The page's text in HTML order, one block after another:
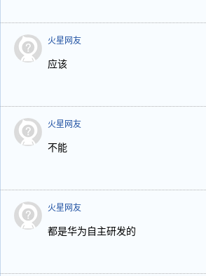
火星网友
应该
火星网友
不能
火星网友
都是华为自主研发的